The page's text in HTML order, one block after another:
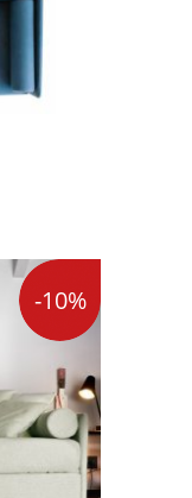
-10%